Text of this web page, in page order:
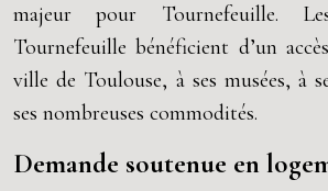
majeur pour Tournefeuille.
Tournefeuille bénéficient d’un
ville de Toulouse, à ses musées, à
ses nombreuses commodités.
Demande soutenue en